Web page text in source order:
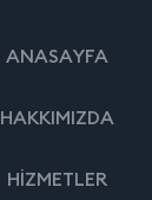
ANASAYFA
HAKKIMIZDA
HİZMETLER